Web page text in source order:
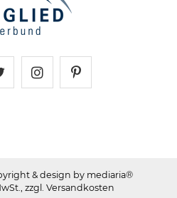
& design by mediaria®
zzgl. Versandkosten